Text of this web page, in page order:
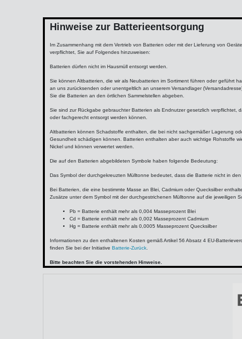
Hinweise zur Batterieentsorgung
Im Zusammenhang mit dem Vertrieb von Batterien oder mit der Lieferung von
verpflichtet, Sie auf Folgendes hinzuweisen:
Batterien dürfen nicht im Hausmüll entsorgt werden.
Sie können Altbatterien, die wir als Neubatterien im Sortiment führen oder geführt
an uns zurücksenden oder unentgeltlich an unserem Versandlager
Sie die Batterien an den örtlichen Sammelstellen abgeben.
Sie sind zur Rückgabe gebrauchter Batterien als Endnutzer gesetzlich verpflichtet,
oder fachgerecht entsorgt werden können.
Altbatterien können Schadstoffe enthalten, die bei nicht sachgemäßer Lagerung
Gesundheit schädigen können. Batterien enthalten aber auch wichtige Rohstoffe
Nickel und können verwertet werden.
Die auf den Batterien abgebildeten Symbole haben folgende Bedeutung:
Das Symbol der durchgekreuzten Mülltonne bedeutet, dass die Batterie nicht in
Bei Batterien, die eine bestimmte Masse an Blei, Cadmium oder Quecksilber
Zusätze unter dem Symbol mit der durchgestrichenen Mülltonne auf die jeweiligen
Pb = Batterie enthält mehr als 0,004 Masseprozent Blei
Cd = Batterie enthält mehr als 0,002 Masseprozent Cadmium
Hg = Batterie enthält mehr als 0,0005 Masseprozent Quecksilber
Informationen zu den enthaltenen Kosten gemäß Artikel 56 Absatz 4 EU-
finden Sie bei der Initiative Batterie-Zurück.
Bitte beachten Sie die vorstehenden Hinweise.